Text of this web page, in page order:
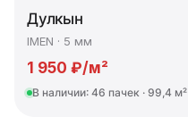
Дулкын
IMEN · 5 мм
1 950 ₽/м²
В наличии: 46 пачек · 99,4 м²